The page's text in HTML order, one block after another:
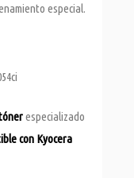
especial.
especializado
con Kyocera